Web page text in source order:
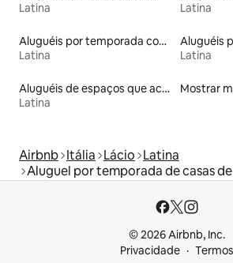
Latina
Latina
Aluguéis por temporada com café da manhã
Latina
Latina
Aluguéis de espaços que aceitam animais de estimação
Latina
Mostrar
Airbnb Itália Lácio Latina
Aluguel por temporada de casas
© 2026 Airbnb, Inc.
Privacidade
Termos